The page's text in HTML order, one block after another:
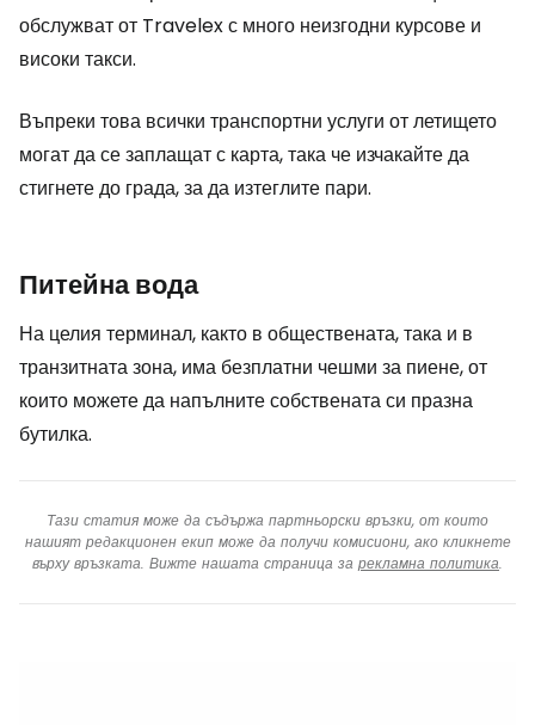
обслужват от Travelex с много неизгодни курсове и
високи такси.
Въпреки това всички транспортни услуги от летището
могат да се заплащат с карта, така че изчакайте да
стигнете до града, за да изтеглите пари.
Питейна вода
На целия терминал, както в обществената, така и в
транзитната зона, има безплатни чешми за пиене, от
които можете да напълните собствената си празна
бутилка.
Тази статия може да съдържа партньорски връзки, от които
нашият редакционен екип може да получи комисиони, ако кликнете
върху връзката. Вижте нашата страница за рекламна политика.